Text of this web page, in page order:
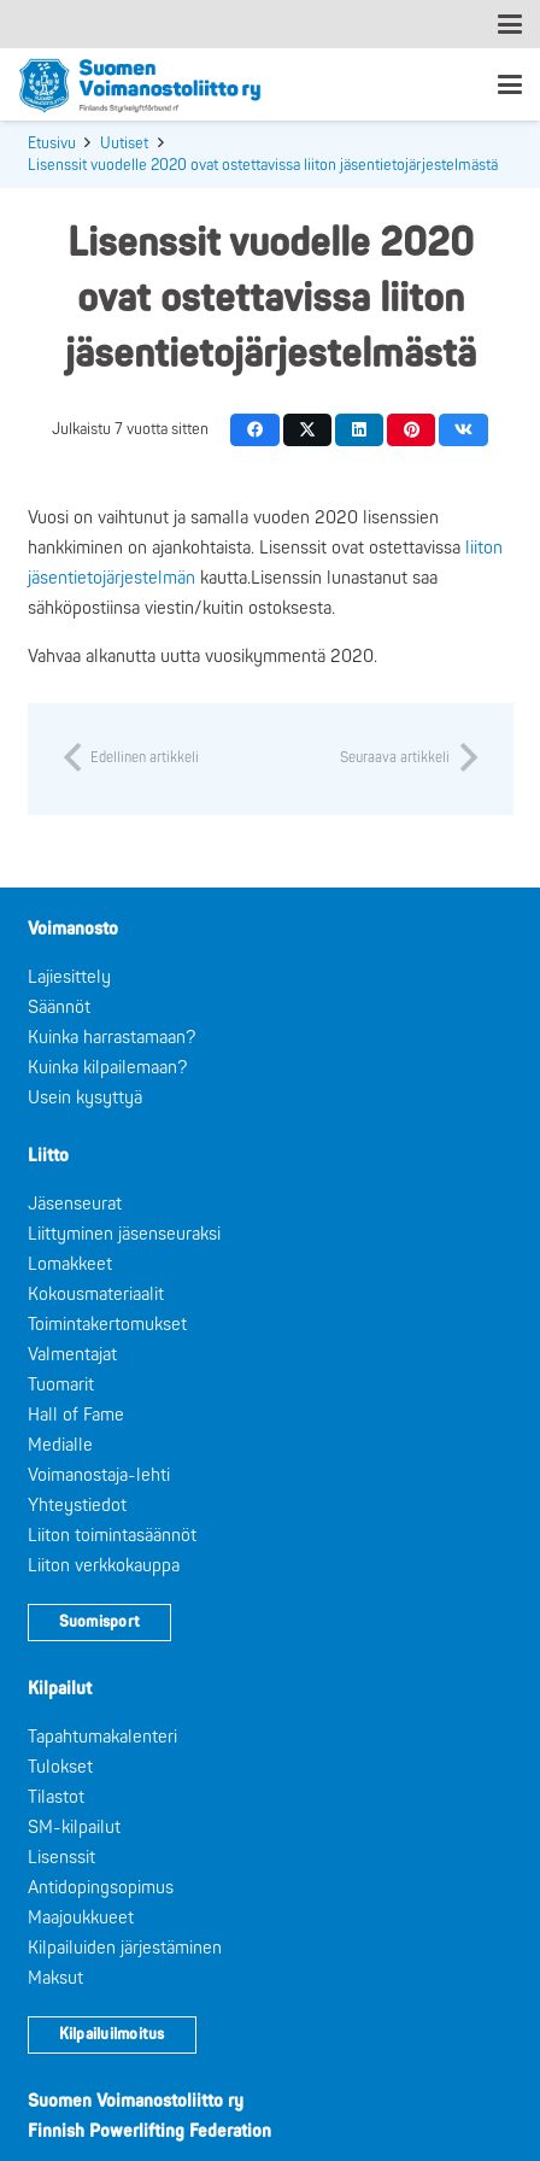
Etusivu
Uutiset
Lisenssit vuodelle 2020 ovat ostettavissa liiton jäsentietojärjestelmästä
Lisenssit vuodelle 2020
ovat ostettavissa liiton
jäsentietojärjestelmästä
Julkaistu7 vuotta sitten
Vuosi on vaihtunut ja samalla vuoden 2020 lisenssien
hankkiminen on ajankohtaista. Lisenssit ovat ostettavissa liiton
jäsentietojärjestelmän kautta.Lisenssin lunastanut saa
sähköpostiinsa viestin/kuitin ostoksesta.
Vahvaa alkanutta uutta vuosikymmentä 2020.
Edellinen artikkeli Seuraava artikkeli
Voimanosto
Lajiesittely
Säännöt
Kuinka harrastamaan?
Kuinka kilpailemaan?
Usein kysyttyä
Liitto
Jäsenseurat
Liittyminen jäsenseuraksi
Lomakkeet
Kokousmateriaalit
Toimintakertomukset
Valmentajat
Tuomarit
Hall of Fame
Medialle
Voimanostaja-lehti
Yhteystiedot
Liiton toimintasäännöt
Liiton verkkokauppa
Suomisport
Kilpailut
Tapahtumakalenteri
Tulokset
Tilastot
SM-kilpailut
Lisenssit
Antidopingsopimus
Maajoukkueet
Kilpailuiden järjestäminen
Maksut
Kilpailuilmoitus
Suomen Voimanostoliitto ry
Finnish Powerlifting Federation